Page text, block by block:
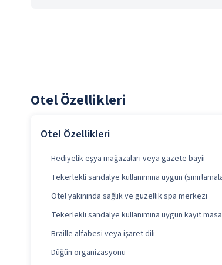
Otel Özellikleri
Otel Özellikleri
Hediyelik eşya mağazaları veya gazete bayii
Tekerlekli sandalye kullanımına uygun
Otel yakınında sağlık ve güzellik spa merkezi
Tekerlekli sandalye kullanımına uygun kayıt
Braille alfabesi veya işaret dili
Düğün organizasyonu